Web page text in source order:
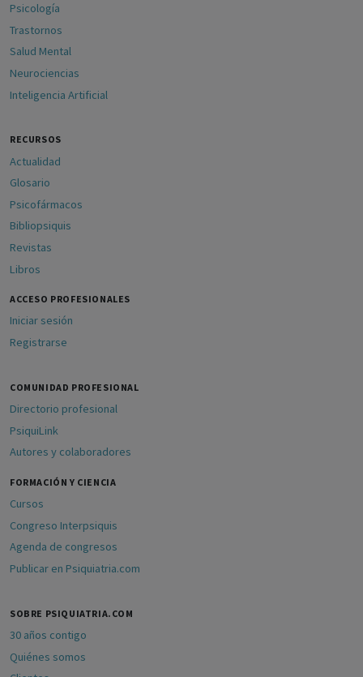
Psicología
Trastornos
Salud Mental
Neurociencias
Inteligencia Artificial
RECURSOS
Actualidad
Glosario
Psicofármacos
Bibliopsiquis
Revistas
Libros
ACCESO PROFESIONALES
Iniciar sesión
Registrarse
COMUNIDAD PROFESIONAL
Directorio profesional
PsiquiLink
Autores y colaboradores
FORMACIÓN Y CIENCIA
Cursos
Congreso Interpsiquis
Agenda de congresos
Publicar en Psiquiatria.com
SOBRE PSIQUIATRIA.COM
30 años contigo
Quiénes somos